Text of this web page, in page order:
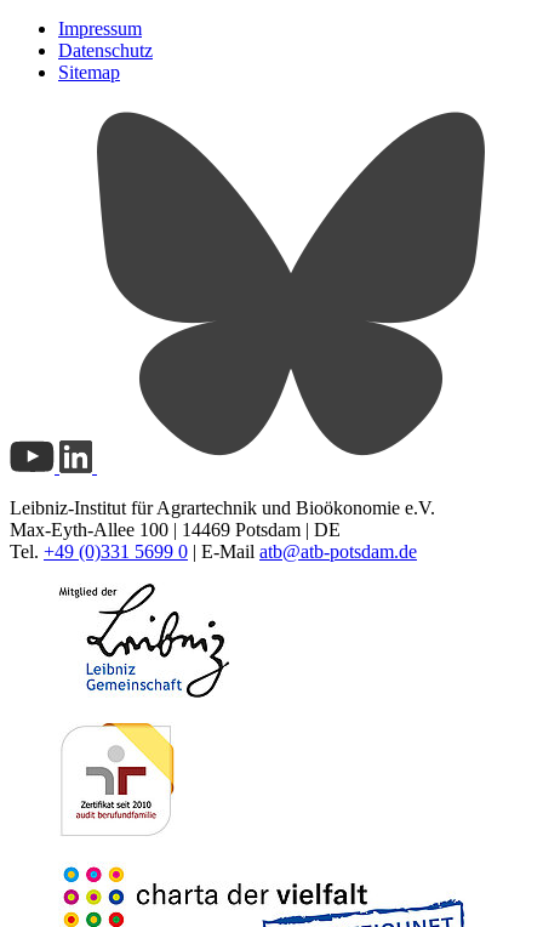
Impressum
Datenschutz
Sitemap
Leibniz-Institut für Agrartechnik und Bioökonomie e.V.
Max-Eyth-Allee 100 | 14469 Potsdam | DE
Tel. +49 (0)331 5699 0 | E-Mail atb@atb-potsdam.de